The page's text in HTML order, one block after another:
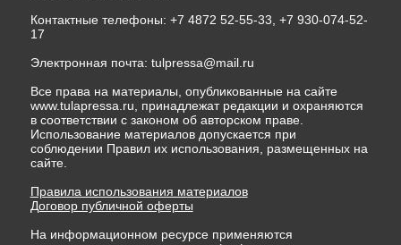
Контактные телефоны: +7 4872 52-55-33, +7 930-074-52-
17
Электронная почта: tulpressa@mail.ru
Все права на материалы, опубликованные на сайте
www.tulapressa.ru, принадлежат редакции и охраняются
в соответствии с законом об авторском праве.
Использование материалов допускается при
соблюдении Правил их использования, размещенных на
сайте.
Правила использования материалов
Договор публичной оферты
На информационном ресурсе применяются